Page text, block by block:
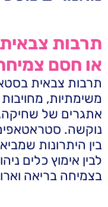
תרבות
או חסם
תרבות צבאית
משימתיות,
אתגרים של שחיקה,
נוקשה.
בין היתרונות
לבין אימוץ כלים
בצמיחה בריאה